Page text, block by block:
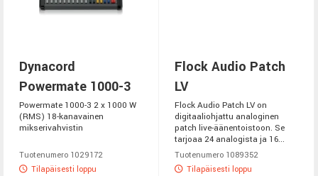
Dynacord
Powermate 1000-3
Powermate 1000-3 2 x 1000 W
(RMS) 18-kanavainen
mikserivahvistin
Tuotenumero 1029172
Tilapäisesti loppu
Flock Audio Patch
LV
Flock Audio Patch LV on
digitaaliohjattu analoginen
patch live-äänentoistoon. Se
tarjoaa 24 analogista ja 16...
Tuotenumero 1089352
Tilapäisesti loppu